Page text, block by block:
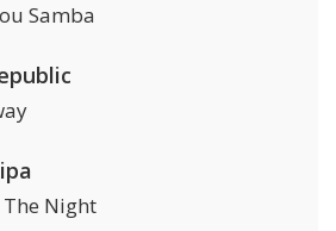
Samba
The Night